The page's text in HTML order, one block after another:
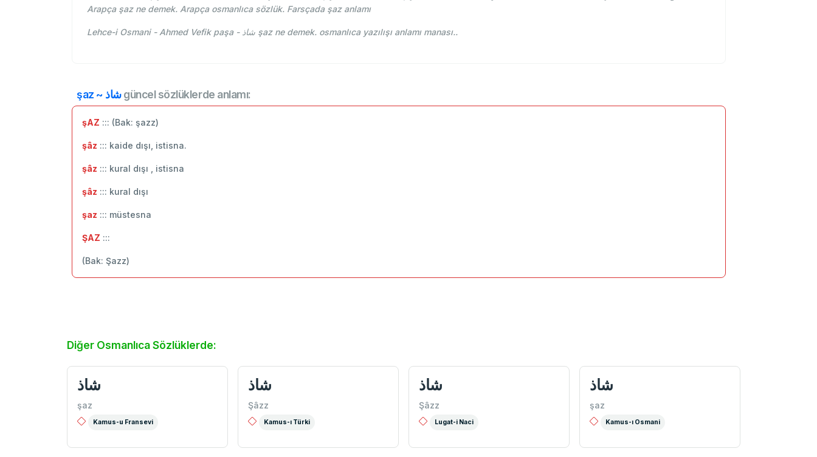
Arapça şaz ne demek. Arapça osmanlıca sözlük. Farsçada şaz anlamı
Lehce-i Osmani - Ahmed Vefik paşa - شاذ şaz ne demek. osmanlıca yazılışı anlamı manası..
şaz ~ شاذgüncel sözlüklerde anlamı:
şAZ ::: (Bak: şazz)
şâz ::: kaide dışı, istisna.
şâz ::: kural dışı , istisna
şâz ::: ‬kural dışı
şaz ::: müstesna
ŞAZ :::
(Bak: Şazz)
Diğer Osmanlıca Sözlüklerde:
شاذ
şaz
Kamus-u Fransevi
شاذ
Şâzz
Kamus-ı Türki
شاذ
Şâzz
Lugat-i Naci
شاذ
şaz
Kamus-ı Osmani